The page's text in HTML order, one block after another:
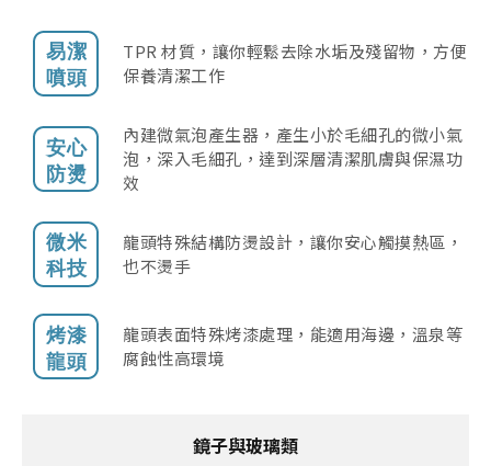
TPR 材質，讓你輕鬆去除水垢及殘留物，方便
保養清潔工作
內建微氣泡產生器，產生小於毛細孔的微小氣
泡，深入毛細孔，達到深層清潔肌膚與保濕功
效
龍頭特殊結構防燙設計，讓你安心觸摸熱區，
也不燙手
龍頭表面特殊烤漆處理，能適用海邊，溫泉等
腐蝕性高環境
鏡子與玻璃類